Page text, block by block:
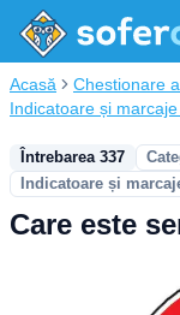
Acasă Chestionare
Indicatoare și
Întrebarea 337
Indicatoare și
Care este